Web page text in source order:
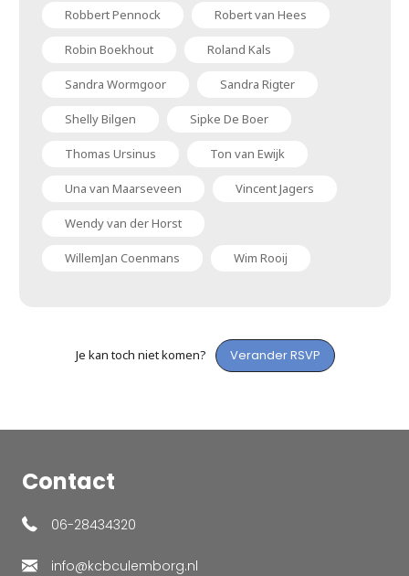
Robbert Pennock Robert van Hees
Robin Boekhout Roland Kals
Sandra Wormgoor Sandra Rigter
Shelly Bilgen Sipke De Boer
Thomas Ursinus Ton van Ewijk
Una van Maarseveen Vincent Jagers
Wendy van der Horst
WillemJan Coenmans Wim Rooij
Je kan toch niet komen? Verander RSVP
Contact
06-28434320
info@kcbculemborg.nl